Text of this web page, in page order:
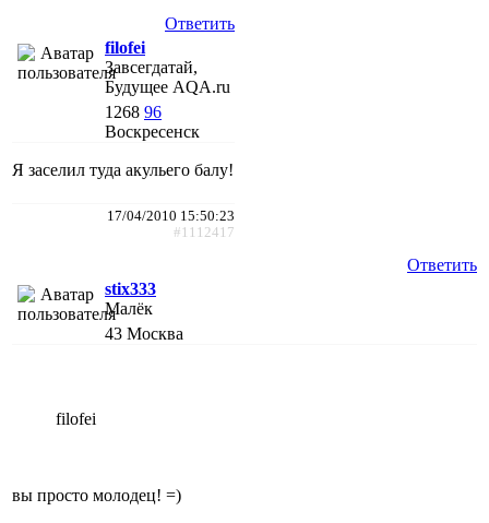
Ответить
filofei
Завсегдатай,
Будущее AQA.ru
1268 96
Воскресенск
Я заселил туда акульего балу!
17/04/2010 15:50:23
#1112417
Ответить
stix333
Малёк
43 Москва
filofei
вы просто молодец! =)